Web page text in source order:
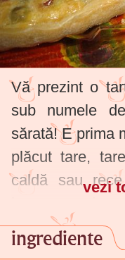
Vă prezint o
sub numele
sărată! E prima
plăcut tare,
caldă sau
chiar de post,
bun! Iar
vezi
ingrediente